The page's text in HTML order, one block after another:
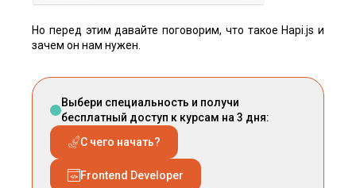
Но перед этим давайте поговорим, что такое Hapi.js и
зачем он нам нужен.
Выбери специальность и получи
бесплатный доступ к курсам на 3 дня:
С чего начать?
Frontend Developer